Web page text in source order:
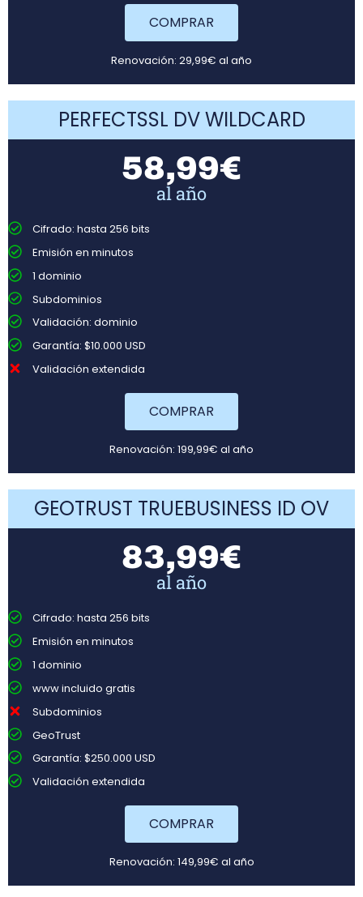
COMPRAR
Renovación: 29,99€ al año
PERFECTSSL DV WILDCARD
58,99€
al año
Cifrado: hasta 256 bits
Emisión en minutos
1 dominio
Subdominios
Validación: dominio
Garantía: $10.000 USD
Validación extendida
COMPRAR
Renovación: 199,99€ al año
GEOTRUST TRUEBUSINESS ID OV
83,99€
al año
Cifrado: hasta 256 bits
Emisión en minutos
1 dominio
www incluido gratis
Subdominios
GeoTrust
Garantía: $250.000 USD
Validación extendida
COMPRAR
Renovación: 149,99€ al año